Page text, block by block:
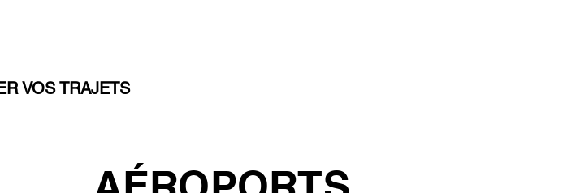
VOS TRAJETS